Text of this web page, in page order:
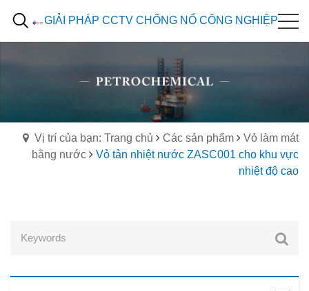
GIẢI PHÁP CCTV CHỐNG NỔ CÔNG NGHIỆP
Vị trí của bạn: Trang chủ Các sản phẩm
Vỏ làm mát
bằng nước
Vỏ tản nhiệt nước ZASC001 cho khu vực
nhiệt độ cao